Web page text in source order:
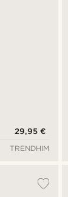
29,95 €
TRENDHIM